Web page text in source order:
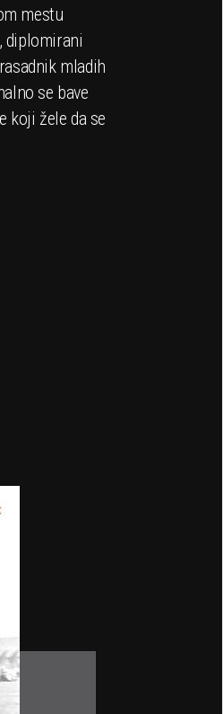
mestu
diplomirani
mladih
se bave
koji žele da se